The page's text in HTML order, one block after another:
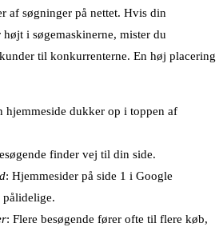
af søgninger på nettet. Hvis din
i søgemaskinerne, mister du
til konkurrenterne. En høj placering
hjemmeside dukker op i toppen af
finder vej til din side.
: Hjemmesider på side 1 i Google
pålidelige.
: Flere besøgende fører ofte til flere køb,